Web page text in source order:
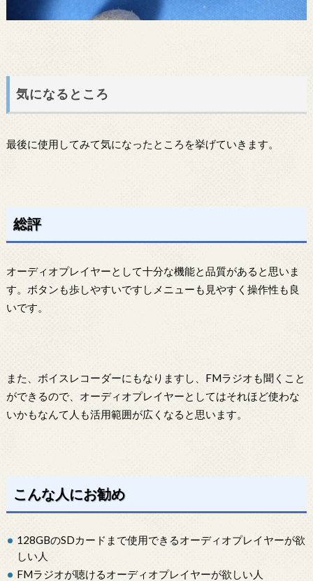
気になるところ
最後に使用してみて気になったところを挙げていきます。
総評
オーディオプレイヤーとして十分な機能と品質があると思いま
す。ボタンも歩しやすいですしメニューも見やすく操作性も良
いです。
また、ボイスレコーダーにもなりますし、FMラジオも聞くこと
ができるので、オーディオプレイヤーとしてはそれほど使わな
いかもなんて人も活用範囲が広くなると思います。
こんな人にお勧め
128GBのSDカードまで使用できるオーディオプレイヤーが欲
しい人
FMラジオが聴けるオーディオプレイヤーが欲しい人